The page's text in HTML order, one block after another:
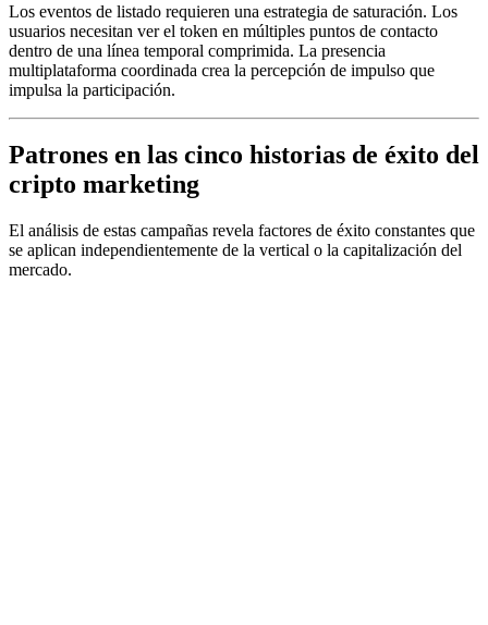
Los eventos de listado requieren una estrategia de saturación. Los
usuarios necesitan ver el token en múltiples puntos de contacto
dentro de una línea temporal comprimida. La presencia
multiplataforma coordinada crea la percepción de impulso que
impulsa la participación.
Patrones en las cinco historias de éxito del
cripto marketing
El análisis de estas campañas revela factores de éxito constantes que
se aplican independientemente de la vertical o la capitalización del
mercado.